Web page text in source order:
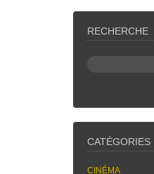
RECHERCHE
CATÉGORIES
CINÉMA